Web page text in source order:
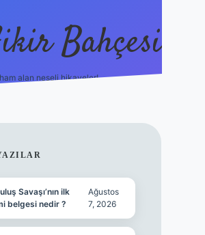
Bahçesi
alan neşeli hikayeler!
Savaşı’nın ilk
belgesi nedir ?
Ağustos
7, 2026
grandoperabet